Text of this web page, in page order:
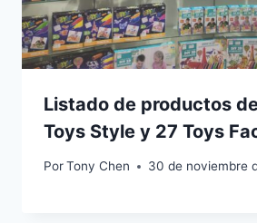
Listado de productos
Toys Style y 27 Toys
PorTony Chen 30 de noviembre